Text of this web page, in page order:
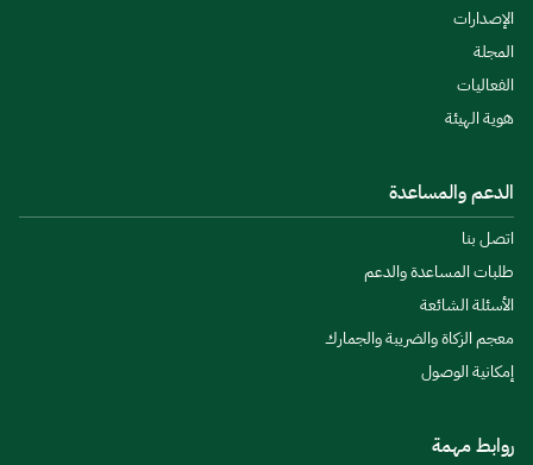
الإصدارات
المجلة
الفعاليات
هوية الهيئة
الدعم والمساعدة
اتصل بنا
طلبات المساعدة والدعم
الأسئلة الشائعة
معجم الزكاة والضريبة والجمارك
إمكانية الوصول
روابط مهمة